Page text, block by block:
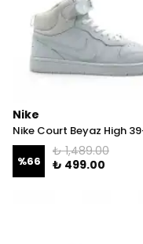
Nike
%66
₺ 1,489.00
₺ 499.00
Ben
E-posta adresinizi girerek
edersiniz ve Gizlilik